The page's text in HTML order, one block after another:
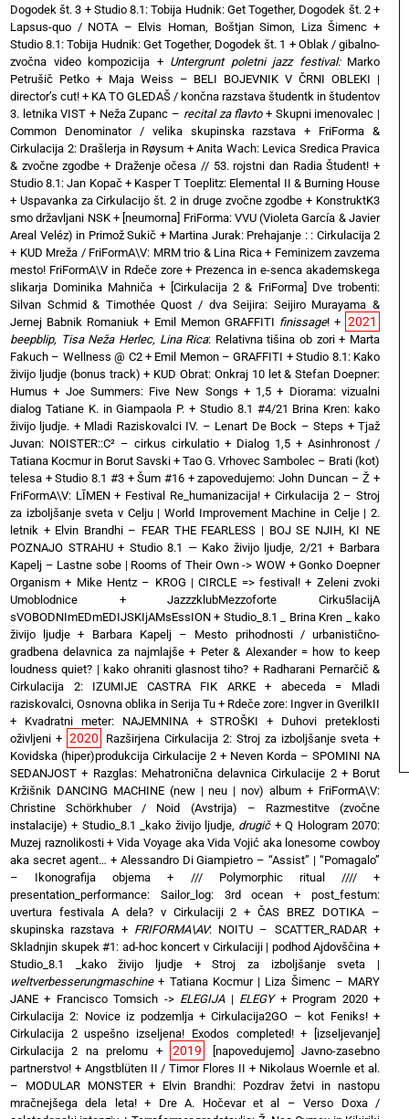
Dogodek št. 3 + Studio 8.1: Tobija Hudnik: Get Together, Dogodek št. 2+
Lapsus-quo / NOTA – Elvis Homan, Boštjan Simon, Liza Šimenc +
Studio 8.1: Tobija Hudnik: Get Together, Dogodek št. 1 + Oblak / gibalno-
zvočna video kompozicija + Untergrunt poletni jazz festival:Marko
Petrušič Petko+ Maja Weiss – BELI BOJEVNIK V ČRNI OBLEKI |
director’s cut! + KA TO GLEDAŠ / končna razstava študentk in študentov
3. letnika VIST + Neža Zupanc – recital za flavto+ Skupni imenovalec |
Common Denominator / velika skupinska razstava + FriForma &
Cirkulacija 2: Drašlerja in Røysum + Anita Wach: Levica Sredica Pravica
& zvočne zgodbe + Draženje očesa // 53. rojstni dan Radia Študent! +
Studio 8.1: Jan Kopač+ Kasper T Toeplitz: Elemental II & Burning House
+ Uspavanka za Cirkulacijo št. 2 in druge zvočne zgodbe + KonstruktK3
smo državljani NSK+ [neumorna] FriForma: VVU (Violeta García & Javier
Areal Veléz) in Primož Sukič + Martina Jurak: Prehajanje : : Cirkulacija 2
+ KUD Mreža / FriFormA\V: MRM trio & Lina Rica+ Feminizem zavzema
mesto! FriFormA\V in Rdeče zore+ Prezenca in e-senca akademskega
slikarja Dominika Mahniča + [Cirkulacija 2 & FriForma] Dve trobenti:
Silvan Schmid & Timothée Quost / dva Seijira: Seijiro Murayama &
Jernej Babnik Romaniuk + Emil Memon GRAFFITI finissage! + 2021
beepblip, Tisa Neža Herlec, Lina Rica: Relativna tišina ob zori+ Marta
Fakuch – Wellness @ C2+ Emil Memon – GRAFFITI +Studio 8.1: Kako
živijo ljudje (bonus track) + KUD Obrat: Onkraj 10 let & Stefan Doepner:
Humus + Joe Summers: Five New Songs + 1,5 + Diorama: vizualni
dialog Tatiane K. in Giampaola P. + Studio 8.1 #4/21 Brina Kren: kako
živijo ljudje. + Mladi Raziskovalci IV. – Lenart De Bock – Steps +Tjaž
Juvan: NOISTER::C² – cirkus cirkulatio + Dialog 1,5 + Asinhronost /
Tatiana Kocmur in Borut Savski + Tao G. Vrhovec Sambolec – Brati (kot)
telesa +Studio 8.1 #3 + Šum #16 +zapovedujemo: John Duncan – Ž +
FriFormA\V: LĪMEN+ Festival Re_humanizacija!+Cirkulacija 2 – Stroj
za izboljšanje sveta v Celju | World Improvement Machine in Celje | 2.
letnik + Elvin Brandhi – FEAR THE FEARLESS | BOJ SE NJIH, KI NE
POZNAJO STRAHU+ Studio 8.1 — Kako živijo ljudje, 2/21 + Barbara
Kapelj – Lastne sobe | Rooms of Their Own -> WOW+Gonko Doepner
Organism + Mike Hentz – KROG | CIRCLE => festival! + Zeleni zvoki
Umoblodnice +JazzzklubMezzoforte Cirku5lacijA
sVOBODNImEDmEDIJSKIjAMsEssION + Studio_8.1 _ Brina Kren _ kako
živijo ljudje + Barbara Kapelj – Mesto prihodnosti / urbanistično-
gradbena delavnica za najmlajše + Peter & Alexander = how to keep
loudness quiet? | kako ohraniti glasnost tiho? + Radharani Pernarčič &
Cirkulacija 2: IZUMIJE CASTRA FIK ARKE+ abeceda = Mladi
raziskovalci, Osnovna oblika in Serija Tu + Rdeče zore: Ingver in GverilkII
+ Kvadratni meter: NAJEMNINA + STROŠKI + Duhovi preteklosti
oživljeni + 2020 Razširjena Cirkulacija 2: Stroj za izboljšanje sveta +
Kovidska (hiper)produkcija Cirkulacije 2 + Neven Korda – SPOMINI NA
SEDANJOST + Razglas: Mehatronična delavnica Cirkulacije 2+ Borut
Kržišnik DANCING MACHINE (new | neu | nov) album + FriFormA\V:
Christine Schörkhuber / Noid (Avstrija) – Razmestitve (zvočne
instalacije) + Studio_8.1 _kako živijo ljudje, drugič+Q Hologram 2070:
Muzej raznolikosti+Vida Voyage aka Vida Vojić aka lonesome cowboy
aka secret agent… + Alessandro Di Giampietro – “Assist” | “Pomagalo”
– Ikonografija objema + /// Polymorphic ritual ////+
presentation_performance: Sailor_log: 3rd ocean +post_festum:
uvertura festivala A dela? v Cirkulaciji 2 +ČAS BREZ DOTIKA –
skupinska razstava + FRIFORMA\AV: NOITU – SCATTER_RADAR+
Skladnjin skupek #1: ad-hoc koncert v Cirkulaciji | podhod Ajdovščina +
Studio_8.1 _kako živijo ljudje +Stroj za izboljšanje sveta |
weltverbesserungmaschine+ Tatiana Kocmur | Liza Šimenc – MARY
JANE + Francisco Tomsich -> ELEGIJA| ELEGY+ Program 2020+
Cirkulacija 2: Novice iz podzemlja+Cirkulacija2GO – kot Feniks!+
Cirkulacija 2 uspešno izseljena! Exodos completed!+
[izseljevanje]
Cirkulacija 2 na prelomu + 2019
[napovedujemo] Javno-zasebno
partnerstvo! + Angstblüten II / Timor Flores II + Nikolaus Woernle et al.
– MODULAR MONSTER+ Elvin Brandhi: Pozdrav žetvi in nastopu
mračnejšega dela leta!+ Dre A. Hočevar et al – Verso Doxa /